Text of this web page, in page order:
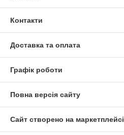
Контакти
Доставка та оплата
Графік роботи
Повна версія сайту
Сайт створено на маркетплейсі